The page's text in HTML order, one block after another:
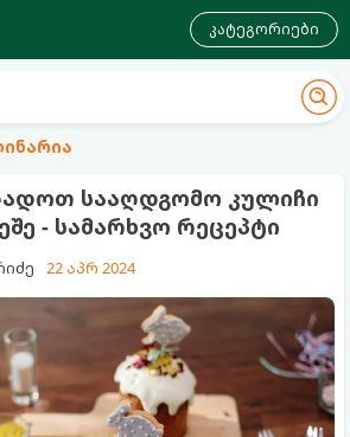
კატეგორიები
სააღდგომო კულიჩი
- სამარხვო რეცეპტი
22 აპრ 2024